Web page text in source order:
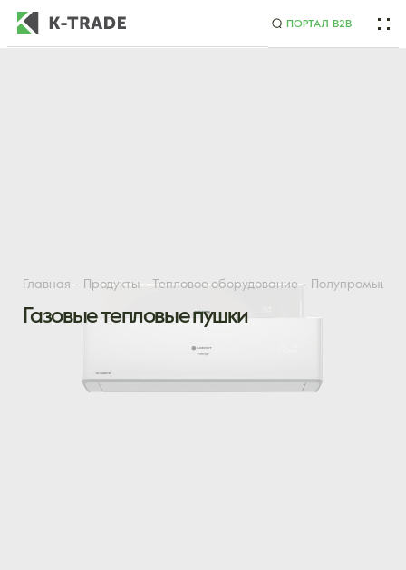
ПОРТАЛ B2B
Главная Продукты Тепловое оборудование
Газовые тепловые пушки